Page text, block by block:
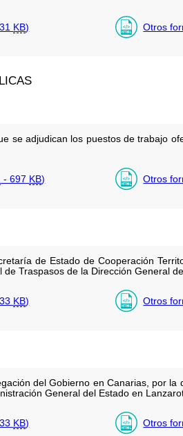
KB) Otros
se adjudican los puestos de trabajo
- 697 KB) Otros
de Estado de Cooperación
Traspasos de la Dirección General
KB) Otros
del Gobierno en Canarias, por
General del Estado en
KB) Otros